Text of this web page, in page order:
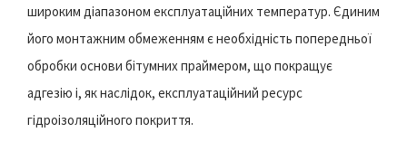
широким діапазоном експлуатаційних температур. Єдиним
його монтажним обмеженням є необхідність попередньої
обробки основи бітумних праймером, що покращує
адгезію і, як наслідок, експлуатаційний ресурс
гідроізоляційного покриття.